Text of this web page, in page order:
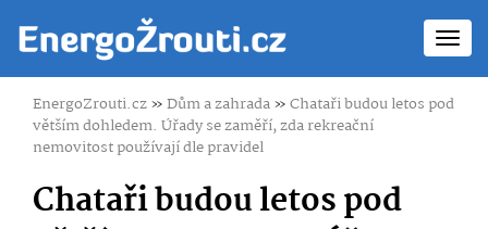
EnergoZrouti.cz»Dům a zahrada»Chataři budou letos pod
větším dohledem. Úřady se zaměří, zda rekreační
nemovitost používají dle pravidel
Chataři budou letos pod